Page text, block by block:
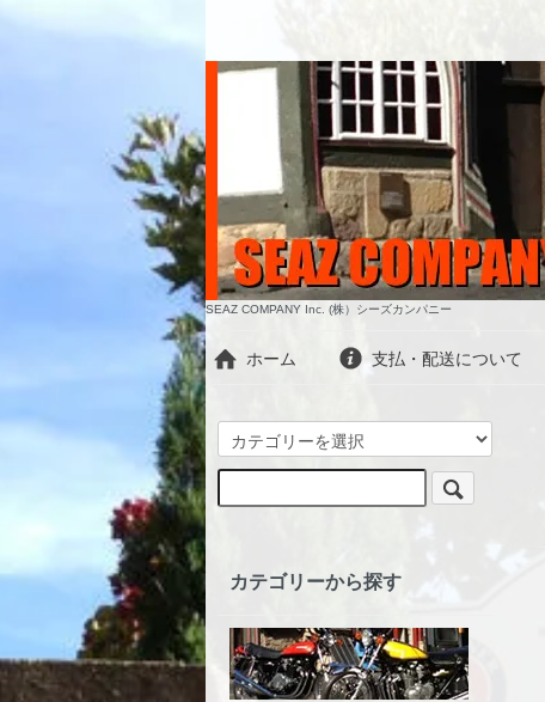
SEAZ COMPANY Inc. (株）シーズカンパニー
ホーム 支払・配送について
カテゴリーから探す